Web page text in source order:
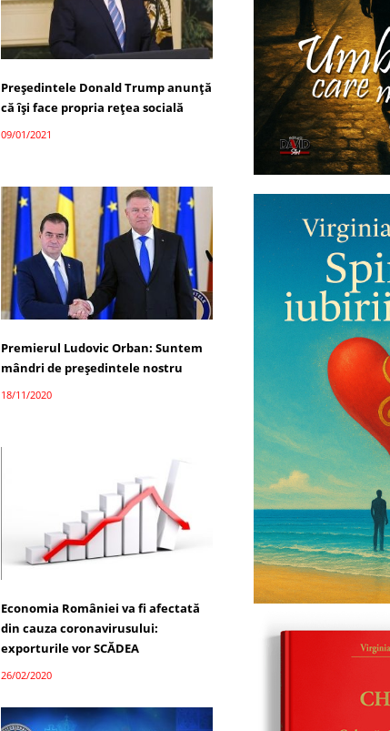
Președintele Donald Trump anunță
că își face propria rețea socială
09/01/2021
Premierul Ludovic Orban: Suntem
mândri de președintele nostru
18/11/2020
Economia României va fi afectată
din cauza coronavirusului:
exporturile vor SCĂDEA
26/02/2020